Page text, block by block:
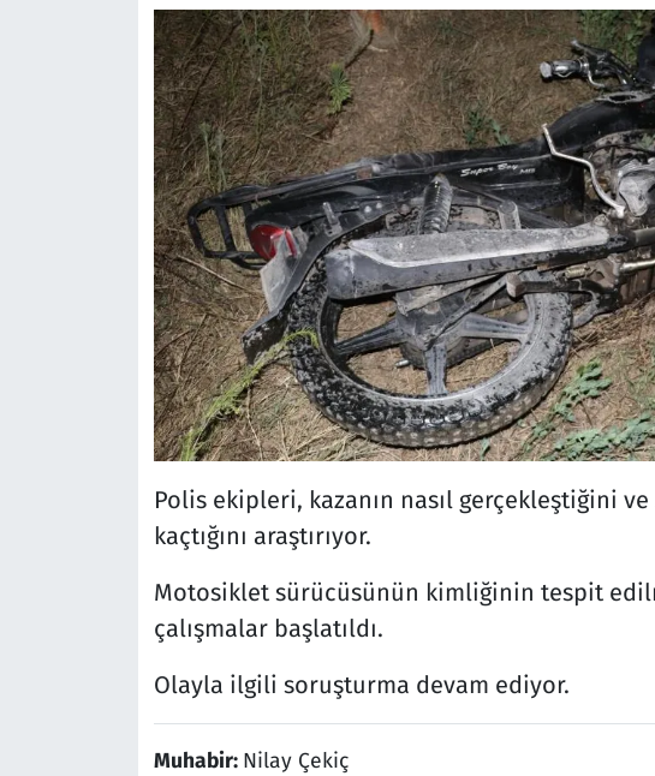
Polis ekipleri, kazanın nasıl gerçekleştiğini
kaçtığını araştırıyor.
Motosiklet sürücüsünün kimliğinin tespit
çalışmalar başlatıldı.
Olayla ilgili soruşturma devam ediyor.
Muhabir: Nilay Çekiç